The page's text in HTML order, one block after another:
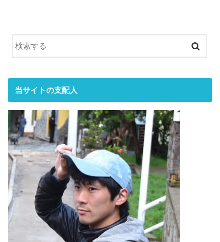
当サイトの支配人